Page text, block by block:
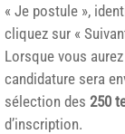
« Je postule »,
cliquez sur «
Lorsque vous
candidature sera
sélection des 250
d’inscription.